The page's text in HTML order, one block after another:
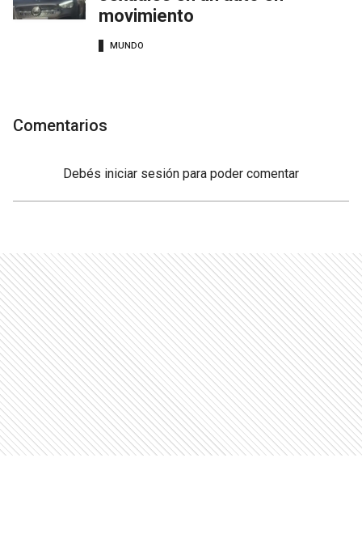
movimiento
MUNDO
Comentarios
Debés iniciar sesión para poder comentar